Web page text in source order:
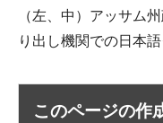
（左、中）アッサム
り出し機関での日本
このページの作